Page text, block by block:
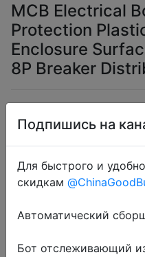
MCB Electrical
Protection
Enclosure
8P Breaker
Подпишись на
Для быстрого и
скидкам
Автоматический
Бот отслеживающий